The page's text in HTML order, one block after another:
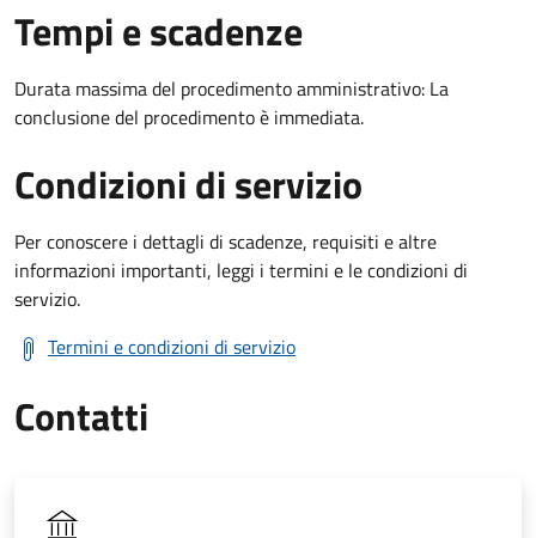
Tempi e scadenze
Durata massima del procedimento amministrativo: La
conclusione del procedimento è immediata.
Condizioni di servizio
Per conoscere i dettagli di scadenze, requisiti e altre
informazioni importanti, leggi i termini e le condizioni di
servizio.
Termini e condizioni di servizio
Contatti